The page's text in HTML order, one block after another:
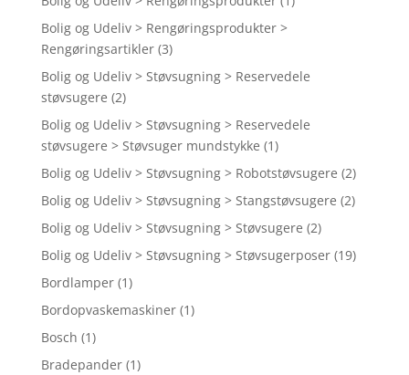
Bolig og Udeliv > Rengøringsprodukter >
Rengøringsartikler (3)
Bolig og Udeliv > Støvsugning > Reservedele
støvsugere (2)
Bolig og Udeliv > Støvsugning > Reservedele
støvsugere > Støvsuger mundstykke (1)
Bolig og Udeliv > Støvsugning > Robotstøvsugere (2)
Bolig og Udeliv > Støvsugning > Stangstøvsugere (2)
Bolig og Udeliv > Støvsugning > Støvsugere (2)
Bolig og Udeliv > Støvsugning > Støvsugerposer (19)
Bordlamper (1)
Bordopvaskemaskiner (1)
Bosch (1)
Bradepander (1)